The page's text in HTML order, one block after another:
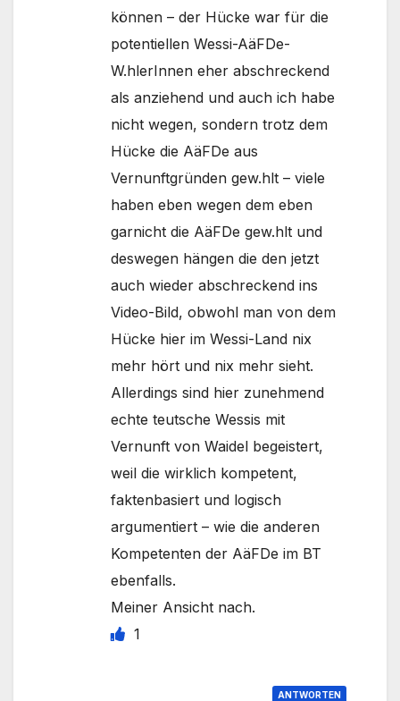
können – der Hücke war für die
potentiellen Wessi-AäFDe-
W.hlerInnen eher abschreckend
als anziehend und auch ich habe
nicht wegen, sondern trotz dem
Hücke die AäFDe aus
Vernunftgründen gew.hlt – viele
haben eben wegen dem eben
garnicht die AäFDe gew.hlt und
deswegen hängen die den jetzt
auch wieder abschreckend ins
Video-Bild, obwohl man von dem
Hücke hier im Wessi-Land nix
mehr hört und nix mehr sieht.
Allerdings sind hier zunehmend
echte teutsche Wessis mit
Vernunft von Waidel begeistert,
weil die wirklich kompetent,
faktenbasiert und logisch
argumentiert – wie die anderen
Kompetenten der AäFDe im BT
ebenfalls.
Meiner Ansicht nach.
1
ANTWORTEN